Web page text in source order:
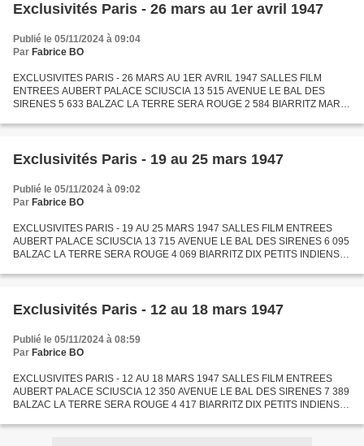
Exclusivités Paris - 26 mars au 1er avril 1947
Publié le 05/11/2024 à 09:04
Par Fabrice BO
EXCLUSIVITES PARIS - 26 MARS AU 1ER AVRIL 1947 SALLES FILM
ENTREES AUBERT PALACE SCIUSCIA 13 515 AVENUE LE BAL DES
SIRENES 5 633 BALZAC LA TERRE SERA ROUGE 2 584 BIARRITZ MARIA
BROADWAY LAUREL...
Exclusivités Paris - 19 au 25 mars 1947
Publié le 05/11/2024 à 09:02
Par Fabrice BO
EXCLUSIVITES PARIS - 19 AU 25 MARS 1947 SALLES FILM ENTREES
AUBERT PALACE SCIUSCIA 13 715 AVENUE LE BAL DES SIRENES 6 095
BALZAC LA TERRE SERA ROUGE 4 069 BIARRITZ DIX PETITS INDIENS 1
CŒUR 2 569...
Exclusivités Paris - 12 au 18 mars 1947
Publié le 05/11/2024 à 08:59
Par Fabrice BO
EXCLUSIVITES PARIS - 12 AU 18 MARS 1947 SALLES FILM ENTREES
AUBERT PALACE SCIUSCIA 12 350 AVENUE LE BAL DES SIRENES 7 389
BALZAC LA TERRE SERA ROUGE 4 417 BIARRITZ DIX PETITS INDIENS 7
BROADWAY DILLINGER...